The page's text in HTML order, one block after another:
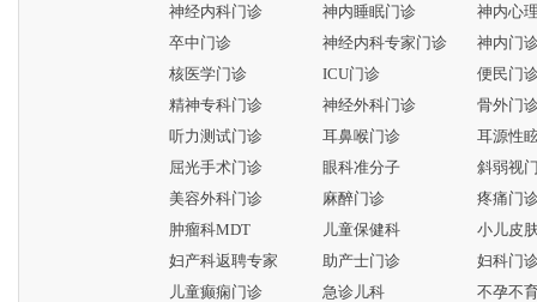
神经内科门诊
神内睡眠门诊
神内心
卒中门诊
神经内科专家门诊
神内门
核医学门诊
ICU门诊
便民门
精神专科门诊
神经外科门诊
骨外门
听力测试门诊
耳鼻喉门诊
耳源性
屈光手术门诊
眼科准分子
斜弱视
美容外科门诊
麻醉门诊
疼痛门
肿瘤科MDT
儿童保健科
小儿皮
妇产科返聘专家
助产士门诊
妇科门
儿童癫痫门诊
急诊儿科
不孕不